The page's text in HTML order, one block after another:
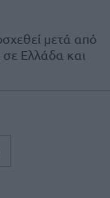
μετά από
Ελλάδα και